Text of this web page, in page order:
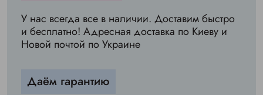
У нас всегда все в наличии. Доставим быстро
и бесплатно! Адресная доставка по Киеву и
Новой почтой по Украине
Даём гарантию